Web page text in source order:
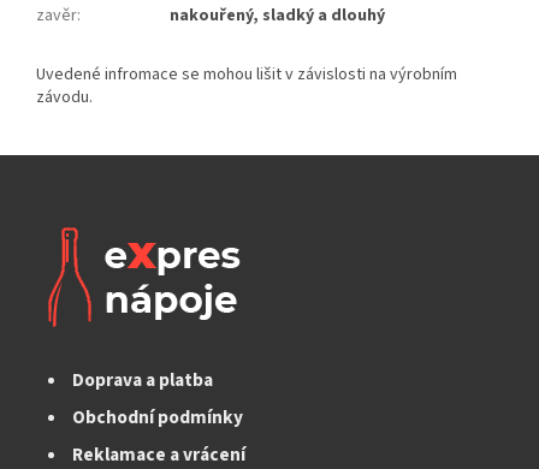
zavěr: nakouřený, sladký a dlouhý
Doprava a platba
Obchodní podmínky
Reklamace a vrácení